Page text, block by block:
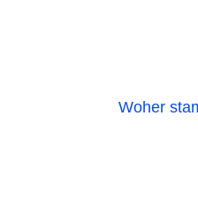
Woher